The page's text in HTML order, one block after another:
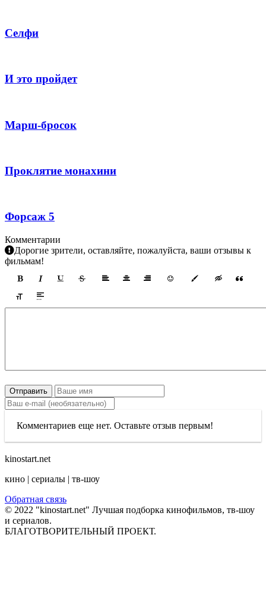
Селфи
И это пройдет
Марш-бросок
Проклятие монахини
Форсаж 5
Комментарии
Дорогие зрители, оставляйте, пожалуйста, ваши отзывы к
фильмам!
Отправить
Комментариев еще нет. Оставьте отзыв первым!
kinostart.net
кино | сериалы | тв-шоу
Обратная связь
© 2022 "kinostart.net" Лучшая подборка кинофильмов, тв-шоу
и сериалов.
БЛАГОТВОРИТЕЛЬНЫЙ ПРОЕКТ.